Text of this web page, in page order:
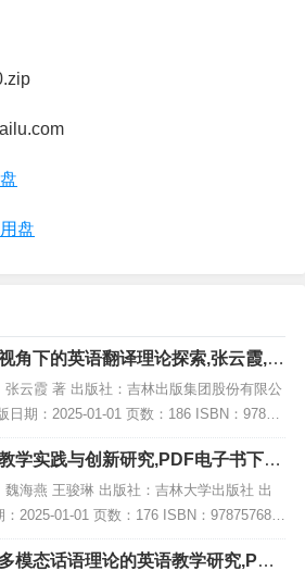
盘
角下的英语翻译理论探索,张云霞,P
子书网盘下载
张云霞 著 出版社：吉林出版集团股份有限公
日期：2025-01-01 页数：186 ISBN：97875
电子书大小：239MB [高清扫描版PDF格
...
学实践与创新研究,PDF电子书下载,
源
魏海燕 王骏琳 出版社：吉林大学出版社 出
：2025-01-01 页数：176 ISBN：978757683
子书大小：183MB [高清扫描版PDF格式] 内
...模态话语理论的英语教学研究,PDF